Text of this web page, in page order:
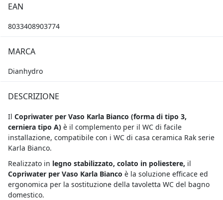
EAN
8033408903774
MARCA
Dianhydro
DESCRIZIONE
Il Copriwater per Vaso Karla Bianco (forma di tipo 3,
cerniera tipo A) è il complemento per il WC di facile
installazione, compatibile con i WC di casa ceramica Rak serie
Karla Bianco.
Realizzato in legno stabilizzato, colato in poliestere, il
Copriwater per Vaso Karla Bianco è la soluzione efficace ed
ergonomica per la sostituzione della tavoletta WC del bagno
domestico.